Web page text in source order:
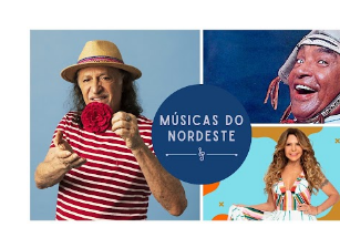
Pular para o